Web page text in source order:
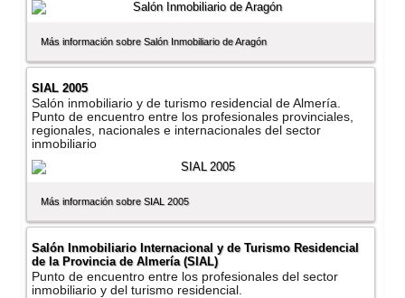
Más información sobre Salón Inmobiliario de Aragón
SIAL 2005
Salón inmobiliario y de turismo residencial de Almerí­a.
Punto de encuentro entre los profesionales provinciales,
regionales, nacionales e internacionales del sector
inmobiliario
Más información sobre SIAL 2005
Salón Inmobiliario Internacional y de Turismo Residencial
de la Provincia de Almerí­a (SIAL)
Punto de encuentro entre los profesionales del sector
inmobiliario y del turismo residencial.